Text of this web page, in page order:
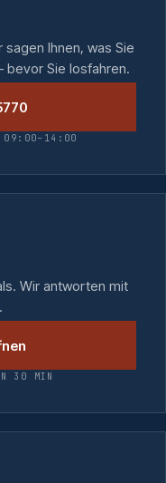
Ihnen, was Sie
Sie losfahren.
09:00–14:00
Wir antworten mit
30 MIN